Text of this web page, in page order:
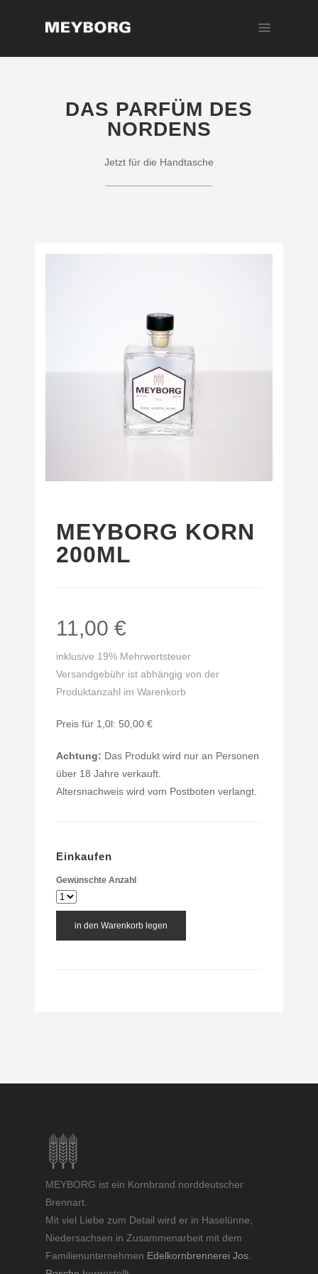
DAS PARFÜM DES
NORDENS
Jetzt für die Handtasche
MEYBORG KORN
200ML
11,00 €
inklusive 19% Mehrwertsteuer
Versandgebühr ist abhängig von der
Produktanzahl im Warenkorb
Preis für 1,0l: 50,00 €
Achtung: Das Produkt wird nur an Personen
über 18 Jahre verkauft.
Altersnachweis wird vom Postboten verlangt.
Einkaufen
Gewünschte Anzahl
MEYBORG ist ein Kornbrand norddeutscher
Brennart.
Mit viel Liebe zum Detail wird er in Haselünne,
Niedersachsen in Zusammenarbeit mit dem
Familienunternehmen Edelkornbrennerei Jos.